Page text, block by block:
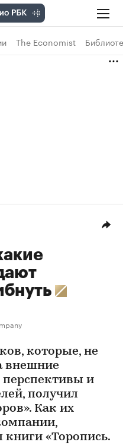
The Economist
которые, не
внешние
перспективы и
получил
Как их
«Торопись.